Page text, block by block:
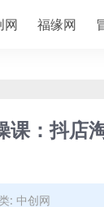
网 福缘网
课：抖
: 中创网